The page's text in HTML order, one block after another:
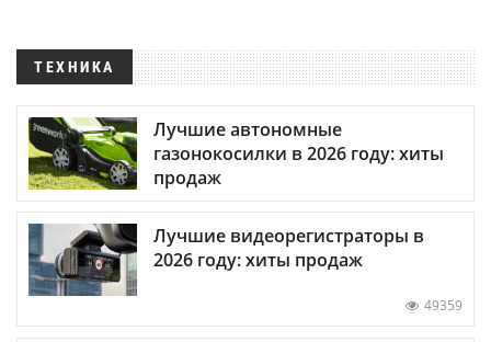
ТЕХНИКА
Лучшие автономные
газонокосилки в 2026 году: хиты
продаж
Лучшие видеорегистраторы в
2026 году: хиты продаж
49359